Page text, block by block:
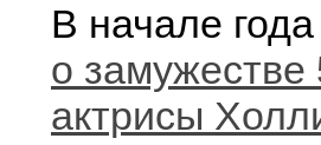
В начале
о замужестве
актрисы